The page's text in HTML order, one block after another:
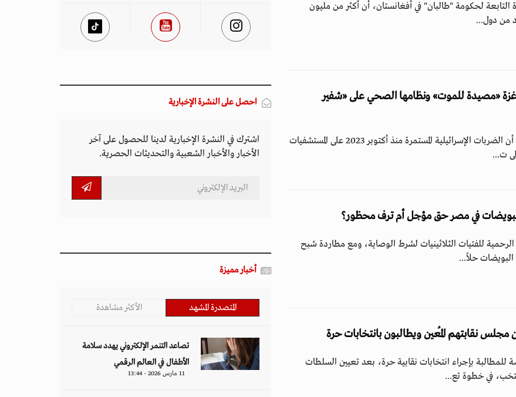
التابعة لحكومة "طالبان" في أفغانستان، أن أكثر من مليون
من دول...
«مصيدة للموت» ونظامها الصحي على «شفير
خلص تقرير للأمم المتحدة إلى أن الضربات الإسرائيلية المستمرة منذ أكتوبر 2023 على المستشفيات
ت...
للفتيات الثلاثينيات لشرط الوصاية، ومع مطاردة شبح
حلاً...
نقابتهم المُعين ويطالبون بانتخابات حرة
بإجراء انتخابات نقابية حرة، بعد تعيين السلطات
في خطوة تع...
احصل على النشرة الإخبارية
اشترك في النشرة الإخبارية لدينا للحصول على آخر
الأخبار والأخبار الشعبية والتحديثات الحصرية.
أخبار مميزة
المتصدرة المشهد الأكثر مشاهدة
تصاعد التنمر الإلكتروني يهدد سلامة
الأطفال في العالم الرقمي
11 مارس 2026 - 13:44